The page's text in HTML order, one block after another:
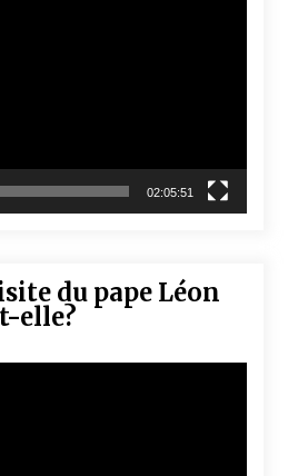
02:05:51
du pape Léon
elle?